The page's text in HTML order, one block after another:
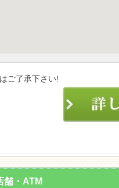
ご了承下さい!
舗・ATM